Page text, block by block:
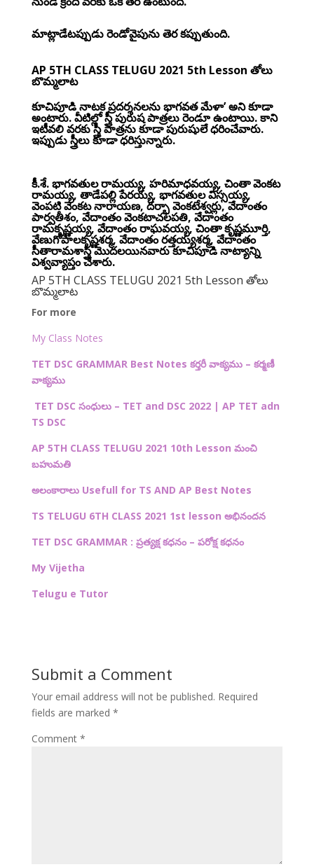
మాట్లాడేటప్పుడు రెండోవైపును తెర కప్పుతుంది.
AP 5TH CLASS TELUGU 2021 5th Lesson తోలు
బొమ్మలాట
కూచిపూడి నాటక ప్రదర్శనలను భాగవత మేళా’ అని కూడా
అంటారు. వీటిల్లో స్త్రీ పురుష పాత్రలు రెండూ ఉంటాయి. కాని
ఇటీవలి వరకు స్త్రీ పాత్రను కూడా పురుషులే ధరించేవారు.
ఇప్పుడు స్త్రీలు కూడా ధరిస్తున్నారు.
కీ.శే. భాగవతుల రామయ్య, హరిమాధవయ్య, చింతా వెంకట
రామయ్య, తాడేపల్లి పేరయ్య, భాగవతుల విస్సయ్య,
వెంపటి వెంకట నారాయణ, దర్భా వెంకటేశ్వర్లు, వేదాంతం
పార్వతీశం, వేదాంతం వెంకటాచలపతి, వేదాంతం
రామకృష్ణయ్య, వేదాంతం రాఘవయ్య, చింతా కృష్ణమూర్తి,
వేణుగోపాలకృష్ణశర్మ, వేదాంతం రత్తయ్యశర్మ, వేదాంతం
సీతారామశాస్త్రి మొదలయినవారు కూచిపూడి నాట్యాన్ని
విశ్వవ్యాప్తం చేశారు.
AP 5TH CLASS TELUGU 2021 5th Lesson తోలు
బొమ్మలాట
For more
My Class Notes
TET DSC GRAMMAR Best Notes కర్తరీ వాక్యము – కర్మణీ
వాక్యము
TET DSC సంధులు – TET and DSC 2022 | AP TET adn
TS DSC
AP 5TH CLASS TELUGU 2021 10th Lesson మంచి
బహుమతి
అలంకారాలు Usefull for TS AND AP Best Notes
TS TELUGU 6TH CLASS 2021 1st lesson అభినందన
TET DSC GRAMMAR : ప్రత్యక్ష కధనం – పరోక్ష కధనం
My Vijetha
Telugu e Tutor
Submit a Comment
Your email address will not be published. Required
fields are marked *
Comment *